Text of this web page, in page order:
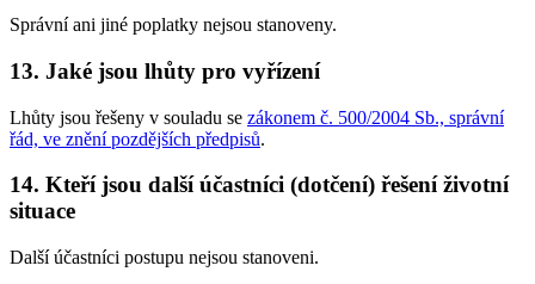
Správní ani jiné poplatky nejsou stanoveny.
13. Jaké jsou lhůty pro vyřízení
Lhůty jsou řešeny v souladu se zákonem č. 500/2004 Sb., správní
řád, ve znění pozdějších předpisů.
14. Kteří jsou další účastníci (dotčení) řešení životní
situace
Další účastníci postupu nejsou stanoveni.